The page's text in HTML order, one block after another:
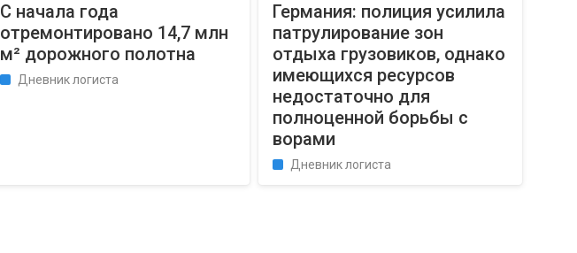
С начала года
отремонтировано 14,7 млн ​​
м² дорожного полотна
Дневник логиста
Германия: полиция усилила
патрулирование зон
отдыха грузовиков, однако
имеющихся ресурсов
недостаточно для
полноценной борьбы с
ворами
Дневник логиста